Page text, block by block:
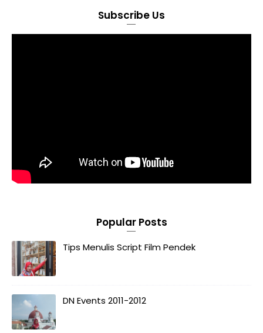
Subscribe Us
Popular Posts
Tips Menulis Script Film Pendek
DN Events 2011-2012